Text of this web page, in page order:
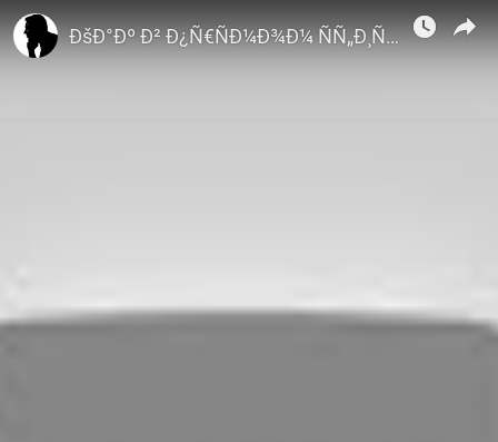
ÐÐ½Ð´Ñ€ÐµÐ¹ Ð ÐµÐºÑ‚Ð¾Ñ€Ð¾Ð² ÐšÐ°Ðº Ð² Ð¿Ñ€ÑÐ¼Ð¾Ð¼ ÑÑ„Ð¸Ñ€Ðµ Ð Ð¾Ð³Ð¾Ð² Ð¿Ð¾Ñ€Ð²Ð°Ð» ÐÐÐ¢Ðž Ð¸ Ð¿Ð¾Ð»ÑÐºÐ°. ÐšÐ¾Ð¼Ð¸Ñ‚ÐµÑ‚ Ð³Ð¾ÑÑÑ‚Ñ€Ð¾Ð¸Ñ‚ÐµÐ»ÑŒÑÑ‚Ð²Ð° ÐÐ¾Ð²Ð¾Ñ€Ð¾ÑÑÐ¸Ð¸